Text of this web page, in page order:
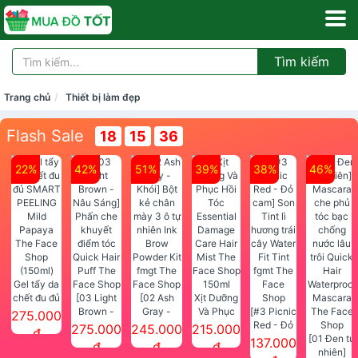
Tìm kiếm
Trang chủ Thiết bị làm đẹp
Flash Sale 18 15 35
22%
Gel tẩy da
chết đu đủ
SMART
PEELING
275.000
đ
42%
[03 Light
Brown -
Nâu Sáng]
Phấn che
275.000
đ
51%
[02 Ash
Gray -
Khói] Bột
kẻ chân
245.000
đ
39%
Xịt Dưỡng
Và Phục
Hồi Tóc
Essential
215.000
đ
38%
[#3 Picnic
Red - Đỏ
cam] Son
137.000
46%
[01 Đen tự
nhiên]